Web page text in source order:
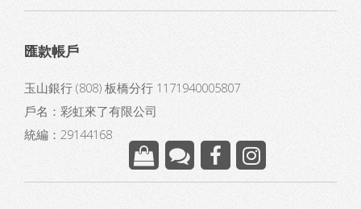
匯款帳戶
玉山銀行 (808) 板橋分行 1171940005807
戶名：彩虹來了有限公司
統編：29144168